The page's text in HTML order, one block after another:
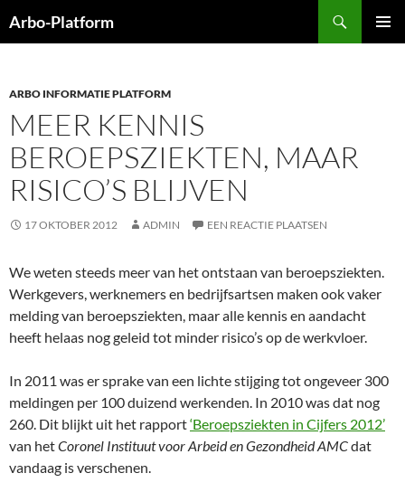
naar
Arbo-Platform
ARBO INFORMATIE PLATFORM
MEER KENNIS
BEROEPSZIEKTEN, MAAR
RISICO’S BLIJVEN
17 OKTOBER 2012 ADMIN EEN REACTIE PLAATSEN
We weten steeds meer van het ontstaan van beroepsziekten.
Werkgevers, werknemers en bedrijfsartsen maken ook vaker
melding van beroepsziekten, maar alle kennis en aandacht
heeft helaas nog geleid tot minder risico’s op de werkvloer.
In 2011 was er sprake van een lichte stijging tot ongeveer 300
meldingen per 100 duizend werkenden. In 2010 was dat nog
260. Dit blijkt uit het rapport‘Beroepsziekten in Cijfers 2012’
van hetCoronel Instituut voor Arbeid en Gezondheid AMCdat
vandaag is verschenen.